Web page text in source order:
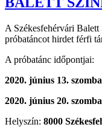
A Székesfehérvári
próbatáncot hirdet férfi
A próbatánc időpontjai:
2020. június 13.
2020. június 20.
Helyszín: 8000